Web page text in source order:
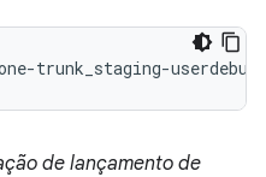
de lançamento de